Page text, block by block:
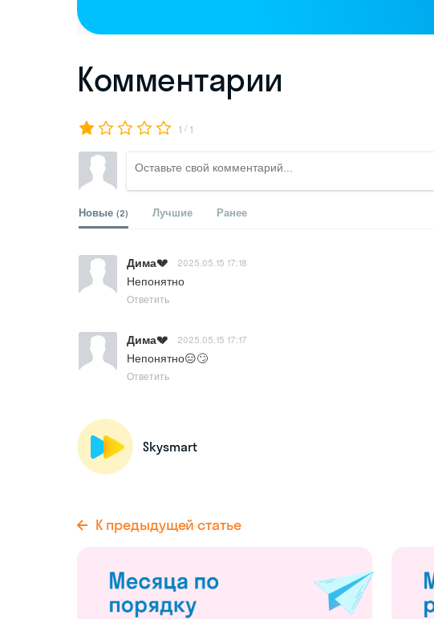
Комментарии
1 / 1
Новые (2) Лучшие Ранее
Дима💔 2025.05.15 17:18
Непонятно
Ответить
Дима💔 2025.05.15 17:17
Непонятно😑🙄
Ответить
Skysmart
К предыдущей статье